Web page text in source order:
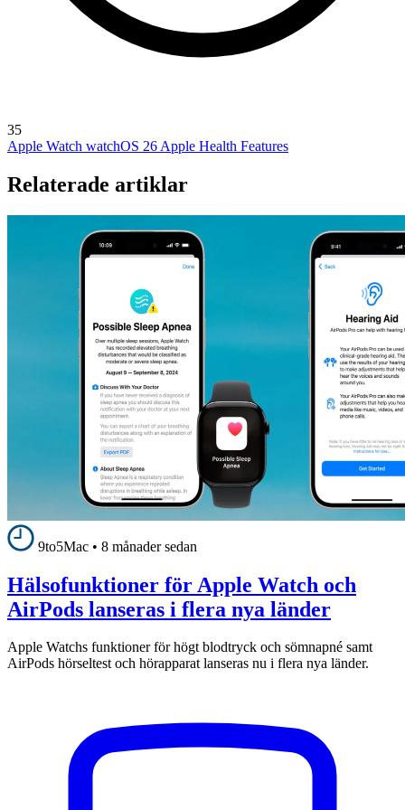
35
Apple Watch watchOS 26 Apple Health Features
Relaterade artiklar
9to5Mac • 8 månader sedan
Hälsofunktioner för Apple Watch och
AirPods lanseras i flera nya länder
Apple Watchs funktioner för högt blodtryck och sömnapné samt
AirPods hörseltest och hörapparat lanseras nu i flera nya länder.